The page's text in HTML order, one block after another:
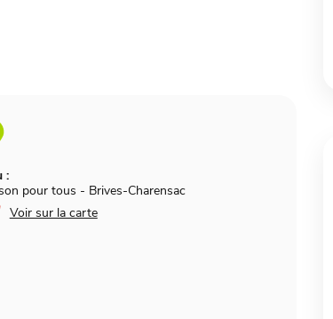
:
pour tous - Brives-Charensac
Voir sur la carte